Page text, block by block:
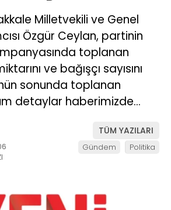
Milletvekili ve Genel
Özgür Ceylan, partinin
toplanan
ve bağışçı sayısını
sonunda toplanan
detaylar haberimizde…
TÜM YAZILARI
Gündem Politika